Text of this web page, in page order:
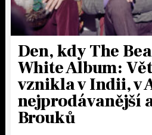
Den, kdy The
White Album:
vznikla v Indii, v
nejprodávanější
Brouků